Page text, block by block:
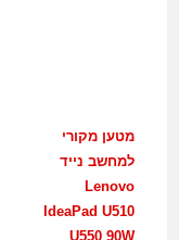
מטען מקורי
למחשב נייד
Lenovo
IdeaPad U510
U550 90W